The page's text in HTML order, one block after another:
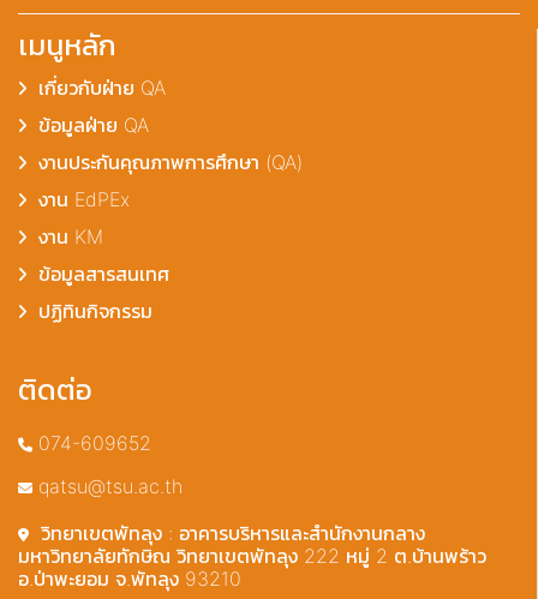
เมนูหลัก
เกี่ยวกับฝ่าย QA
ข้อมูลฝ่าย QA
งานประกันคุณภาพการศึกษา (QA)
งาน EdPEx
งาน KM
ข้อมูลสารสนเทศ
ปฏิทินกิจกรรม
ติดต่อ
074-609652
qatsu@tsu.ac.th
วิทยาเขตพัทลุง : อาคารบริหารและสำนักงานกลาง
มหาวิทยาลัยทักษิณ วิทยาเขตพัทลุง 222 หมู่ 2 ต.บ้านพร้าว
อ.ป่าพะยอม จ.พัทลุง 93210